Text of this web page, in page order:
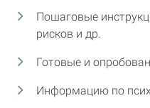
Пошаговые
рисков и др.
Готовые и
Информацию по